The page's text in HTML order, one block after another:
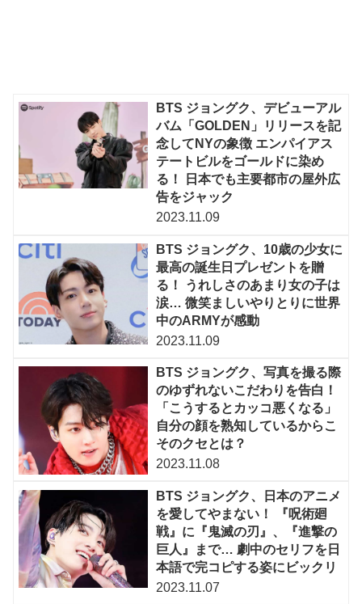
BTS ジョングク、デビューアル
バム「GOLDEN」リリースを記
念してNYの象徴 エンパイアス
テートビルをゴールドに染め
る！ 日本でも主要都市の屋外広
告をジャック
2023.11.09
BTS ジョングク、10歳の少女に
最高の誕生日プレゼントを贈
る！ うれしさのあまり女の子は
涙… 微笑ましいやりとりに世界
中のARMYが感動
2023.11.09
BTS ジョングク、写真を撮る際
のゆずれないこだわりを告白！
「こうするとカッコ悪くなる」
自分の顔を熟知しているからこ
そのクセとは？
2023.11.08
BTS ジョングク、日本のアニメ
を愛してやまない！ 『呪術廻
戦』に『鬼滅の刃』、『進撃の
巨人』まで… 劇中のセリフを日
本語で完コピする姿にビックリ
2023.11.07